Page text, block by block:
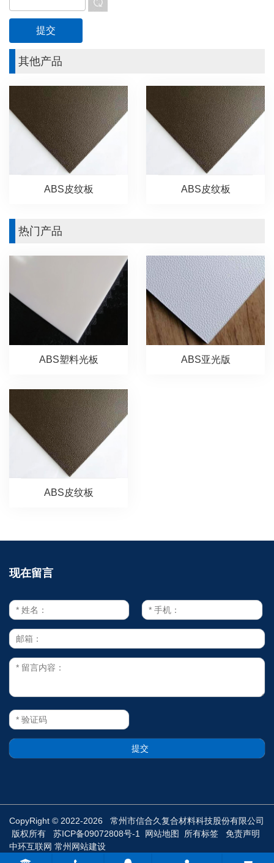
其他产品
ABS皮纹板 ABS皮纹板
热门产品
ABS塑料光板 ABS亚光版
ABS皮纹板
现在留言
CopyRight © 2022-2026 常州市信合久复合材料科技股份有限公司
版权所有 苏ICP备09072808号-1 网站地图 所有标签
免责声明
中环互联网 常州网站建设